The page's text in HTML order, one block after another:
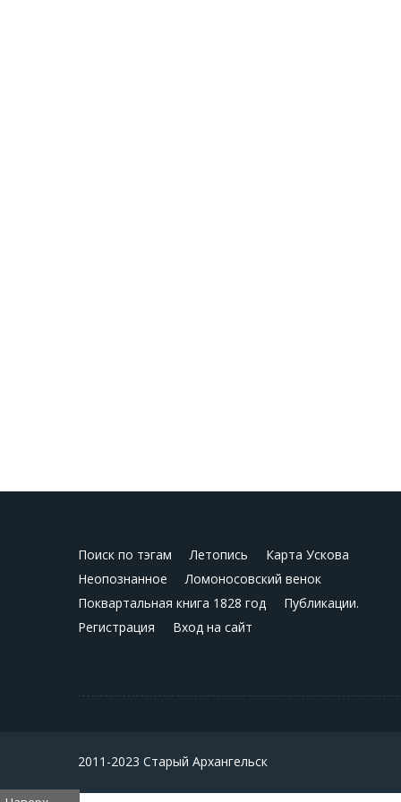
Поиск по тэгам Летопись
Карта Ускова
Неопознанное
Ломоносовский венок
Поквартальная книга 1828 год
Публикации.
Регистрация
Вход на сайт
2011-2023 Старый Архангельск